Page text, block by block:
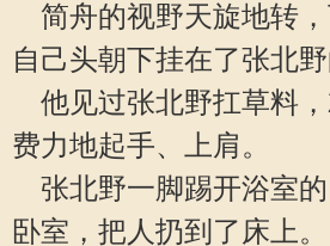
简舟的视野天旋地转
自己头朝下挂在了张北野
他见过张北野扛草料
费力地起手、上肩。
张北野一脚踢开浴室
卧室，把人扔到了床上。